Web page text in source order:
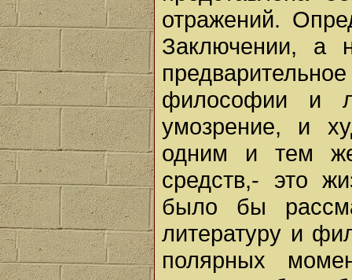
отражений.
Заключении, а
философии и
умозрение, и
одним и тем
средств,- это
было бы
литературу и
полярных